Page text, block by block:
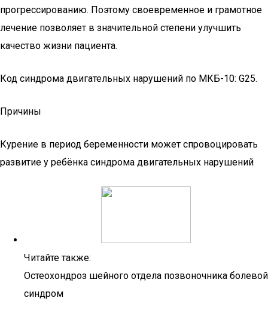
прогрессированию. Поэтому своевременное и грамотное
лечение позволяет в значительной степени улучшить
качество жизни пациента.
Код синдрома двигательных нарушений по МКБ-10: G25.
Причины
Курение в период беременности может спровоцировать
развитие у ребёнка синдрома двигательных нарушений
Читайте также:
Остеохондроз шейного отдела позвоночника болевой
синдром